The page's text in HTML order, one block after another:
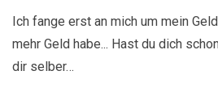
Ich fange erst an mich um mein
mehr Geld habe... Hast du dich
dir selber…